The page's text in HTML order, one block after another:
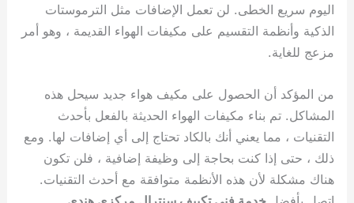
اليوم سريع الخطى. لن تعمل الإضافات مثل الترموستات
الذكية وأنظمة التقسيم على مكيفات الهواء القديمة ، وهو أمر
مزعج للغاية.
من المؤكد أن الحصول على مكيف هواء جديد سيحل هذه
المشاكل. تم بناء مكيفات الهواء الحديثة بالفعل بأحدث
التقنيات ، مما يعني أنك بالكاد تحتاج إلى أي إضافات لها. ومع
ذلك ، حتى إذا كنت بحاجة إلى وظيفة إضافية ، فلن تكون
هناك مشكلة لأن هذه الأنظمة متوافقة مع أحدث التقنيات.